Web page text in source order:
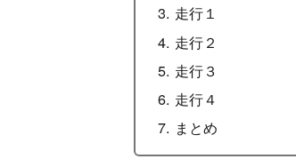
走行１
走行２
走行３
走行４
まとめ